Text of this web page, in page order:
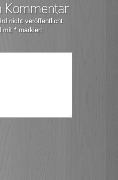
Kommentar
nicht veröffentlicht.
mit * markiert